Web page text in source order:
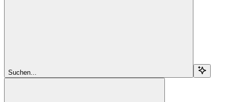
Suchen...